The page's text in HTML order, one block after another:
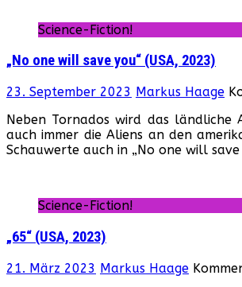
Science-Fiction!
„No one will save you“ (USA, 2023)
23. September 2023 Markus Haage
Neben Tornados wird das ländliche
auch immer die Aliens an den
Schauwerte auch in „No one will save
Science-Fiction!
„65“ (USA, 2023)
21. März 2023 Markus Haage